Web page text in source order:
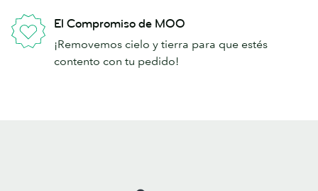
El Compromiso de MOO
¡Removemos cielo y tierra para que estés
contento con tu pedido!